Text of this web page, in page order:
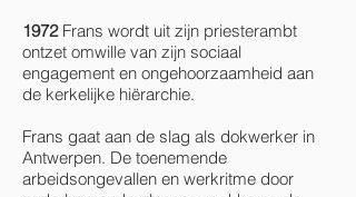
1972Frans wordt uit zijn priesterambt
ontzet omwille van zijn sociaal
engagement en ongehoorzaamheid aan
de kerkelijke hiërarchie.
Frans gaat aan de slag als dokwerker in
Antwerpen. De toenemende
arbeidsongevallen en werkritme door